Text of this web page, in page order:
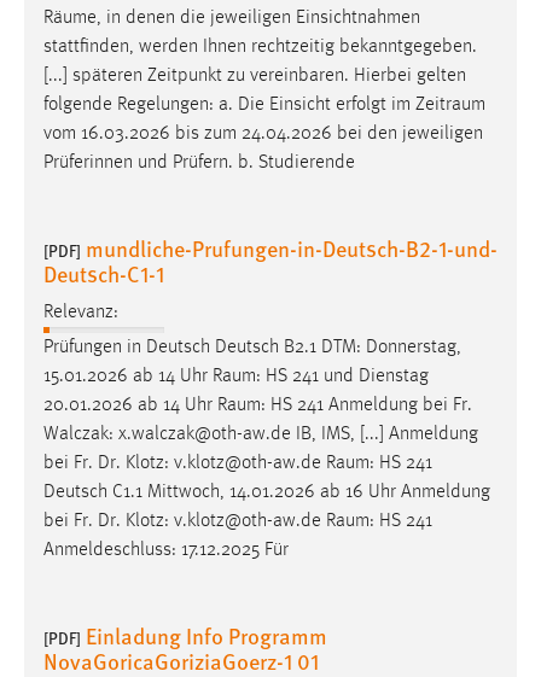
Räume, in denen die jeweiligen Einsichtnahmen
stattfinden, werden Ihnen rechtzeitig bekanntgegeben.
[...] späteren Zeitpunkt zu vereinbaren. Hierbei gelten
folgende Regelungen: a. Die Einsicht erfolgt im Zeitraum
vom 16.03.2026 bis zum 24.04.2026 bei den jeweiligen
Prüferinnen und Prüfern. b. Studierende
[PDF] mundliche-Prufungen-in-Deutsch-B2-1-und-
Deutsch-C1-1
Relevanz:
Prüfungen in Deutsch Deutsch B2.1 DTM: Donnerstag,
15.01.2026 ab 14 Uhr Raum: HS 241 und Dienstag
20.01.2026 ab 14 Uhr Raum: HS 241 Anmeldung bei Fr.
Walczak: x.walczak@oth-aw.de IB, IMS, [...] Anmeldung
bei Fr. Dr. Klotz: v.klotz@oth-aw.de Raum: HS 241
Deutsch C1.1 Mittwoch, 14.01.2026 ab 16 Uhr Anmeldung
bei Fr. Dr. Klotz: v.klotz@oth-aw.de Raum: HS 241
Anmeldeschluss: 17.12.2025 Für
[PDF] Einladung Info Programm
NovaGoricaGoriziaGoerz-1 01